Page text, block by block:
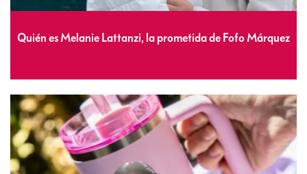
Quién es Melanie Lattanzi, la prometida de Fofo Márquez